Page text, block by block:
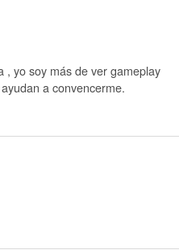
, yo soy más de ver gameplay
a convencerme.